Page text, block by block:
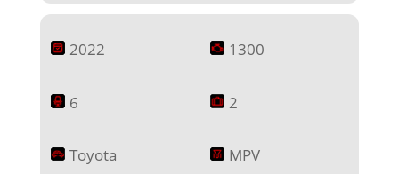
2022 1300
6 2
Toyota MPV